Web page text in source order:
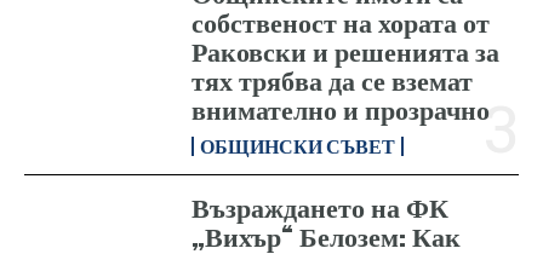
собственост на хората от
Раковски и решенията за
тях трябва да се вземат
внимателно и прозрачно
ОБЩИНСКИ СЪВЕТ
Възраждането на ФК
„Вихър“ Белозем: Как